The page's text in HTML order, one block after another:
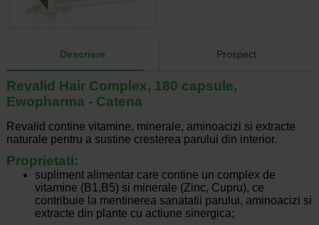
Descriere Prospect
Revalid Hair Complex, 180 capsule,
Ewopharma - Catena
Revalid contine vitamine, minerale, aminoacizi si extracte
naturale pentru a sustine cresterea parului din interior.
Proprietati:
supliment alimentar care contine un complex de
vitamine (B1,B5) si minerale (Zinc, Cupru), ce
contribuie la mentinerea sanatatii parului, aminoacizi si
extracte din plante cu actiune sinergica;